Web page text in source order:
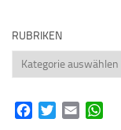
RUBRIKEN
Rubriken
FacebookTwitterEmail